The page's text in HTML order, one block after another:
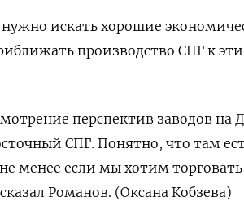
нужно искать хорошие
производство СПГ к
перспектив заводов на
СПГ. Понятно, что там
менее если мы хотим
Романов. (Оксана Кобзева)